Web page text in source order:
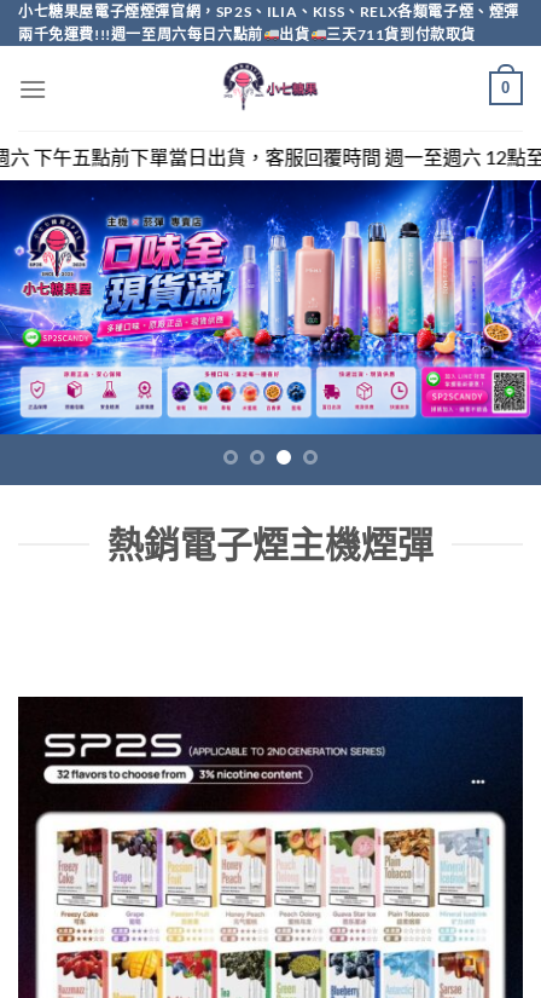
Skip
to
小七糖果屋電子煙煙彈官網，SP2S、ILIA、KISS、RELX各類電子煙、煙彈
兩千免運費!!!週一至周六每日六點前
出貨 三天711貨到付款取貨
0
貨，客服回覆時間 週一至週六 12點至20點，sp2s/relx/kiss/
熱銷電子煙主機煙彈